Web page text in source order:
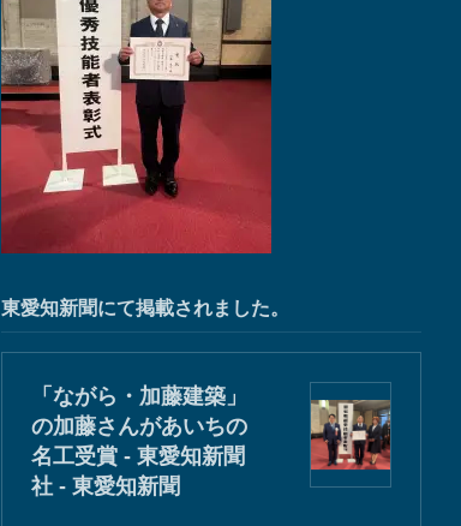
東愛知新聞にて掲載されました。
「ながら・加藤建築」
の加藤さんがあいちの
名工受賞 - 東愛知新聞
社 - 東愛知新聞